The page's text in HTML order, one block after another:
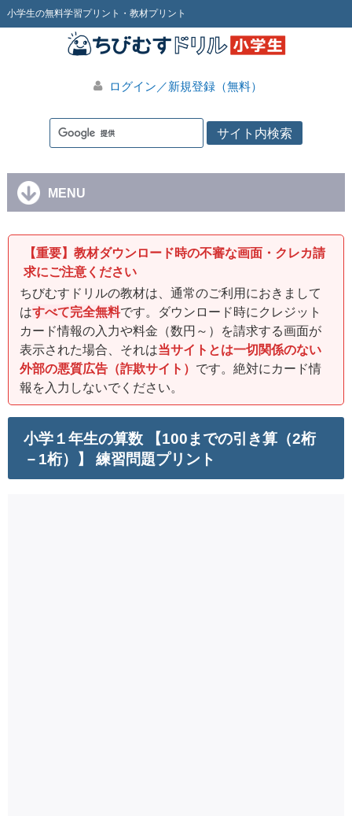
小学生の無料学習プリント・教材プリント
ログイン／新規登録（無料）
MENU
【重要】教材ダウンロード時の不審な画面・クレカ請
求にご注意ください
ちびむすドリルの教材は、通常のご利用におきまして
はすべて完全無料です。ダウンロード時にクレジット
カード情報の入力や料金（数円～）を請求する画面が
表示された場合、それは当サイトとは一切関係のない
外部の悪質広告（詐欺サイト） です。絶対にカード情
報を入力しないでください。
小学１年生の算数 【100までの引き算（2桁
－1桁）】 練習問題プリント